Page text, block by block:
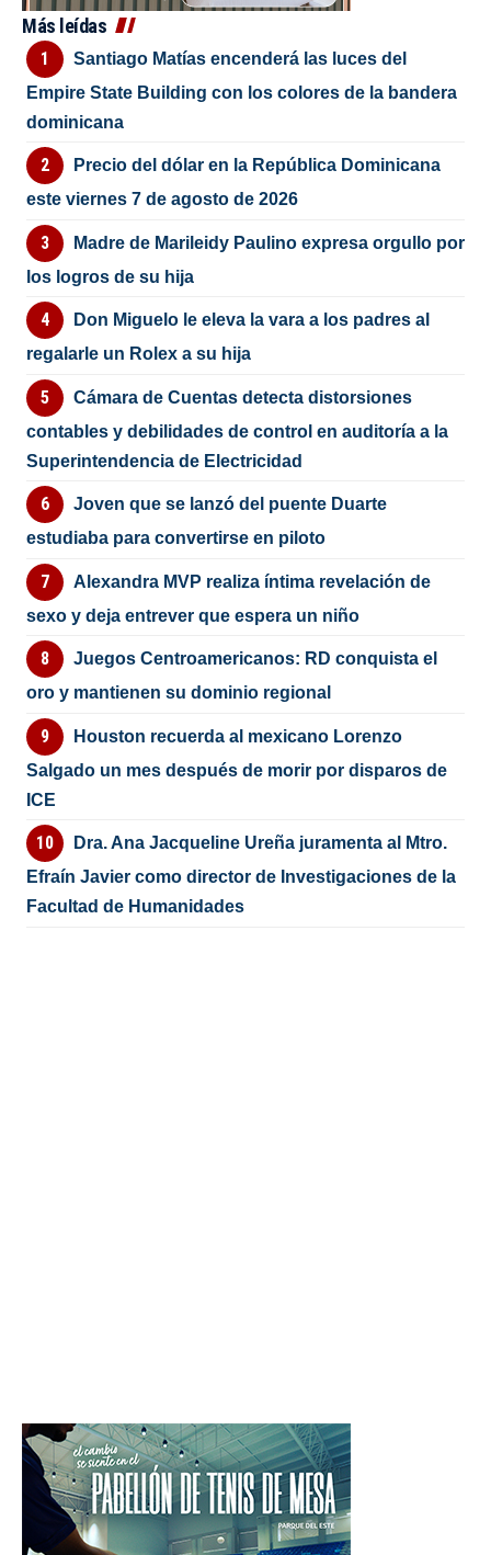
Más leídas
Santiago Matías encenderá las luces del
Empire State Building con los colores de la bandera
dominicana
Precio del dólar en la República Dominicana
este viernes 7 de agosto de 2026
Madre de Marileidy Paulino expresa orgullo por
los logros de su hija
Don Miguelo le eleva la vara a los padres al
regalarle un Rolex a su hija
Cámara de Cuentas detecta distorsiones
contables y debilidades de control en auditoría a la
Superintendencia de Electricidad
Joven que se lanzó del puente Duarte
estudiaba para convertirse en piloto
Alexandra MVP realiza íntima revelación de
sexo y deja entrever que espera un niño
Juegos Centroamericanos: RD conquista el
oro y mantienen su dominio regional
Houston recuerda al mexicano Lorenzo
Salgado un mes después de morir por disparos de
ICE
Dra. Ana Jacqueline Ureña juramenta al Mtro.
Efraín Javier como director de Investigaciones de la
Facultad de Humanidades